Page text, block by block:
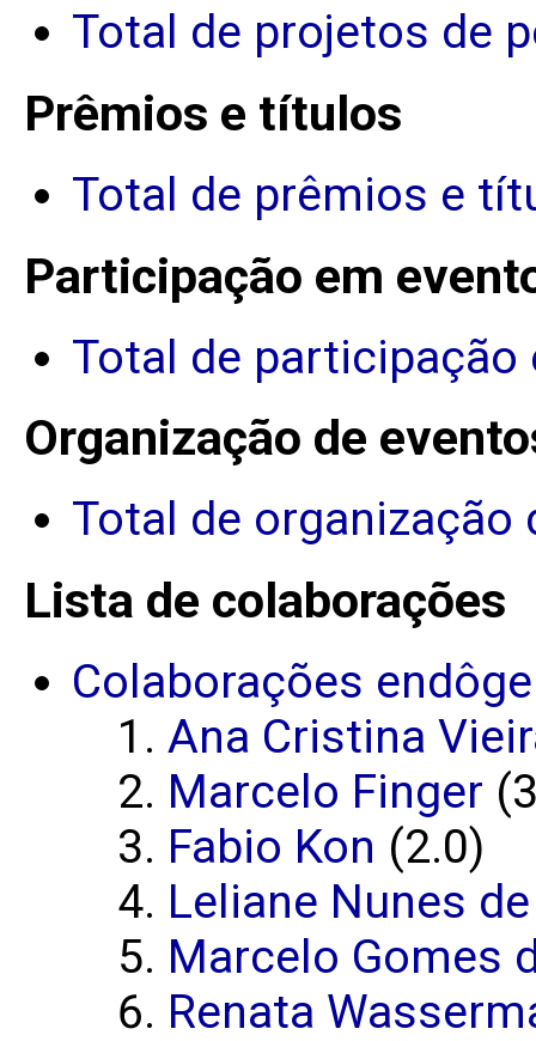
Total de projetos de
Prêmios e títulos
Total de prêmios e
Participação em
Total de participação
Organização de
Total de organização
Lista de colaborações
Colaborações
Ana Cristina
Marcelo Finger
Fabio Kon (2.0)
Leliane Nunes
Marcelo Gomes
Renata